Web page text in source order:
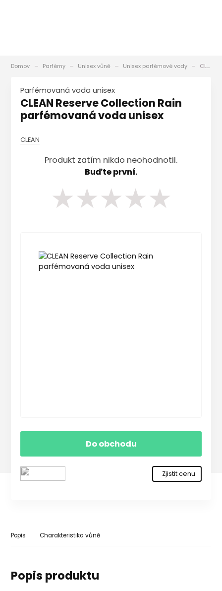
Domov Parfémy Unisex vůně Unisex parfémové vody CLEAN Reserve Collection Rain parfémovaná voda unisex
parfémovaná voda unisex
CLEAN Reserve Collection Rain
parfémovaná voda unisex
CLEAN
Produkt zatím nikdo neohodnotil.
Buďte první.
★★★★★
Do obchodu
Zjistit cenu
Popis Charakteristika vůně
Popis produktu